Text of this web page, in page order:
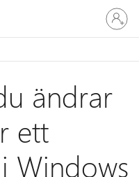
Logga
in
på
konto
ändrar
ett
Windows